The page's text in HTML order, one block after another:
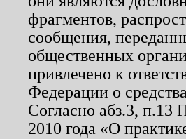
фрагментов,
сообщения,
общественных
привлечено к
Федерации о
Согласно абз.3,
2010 года «О